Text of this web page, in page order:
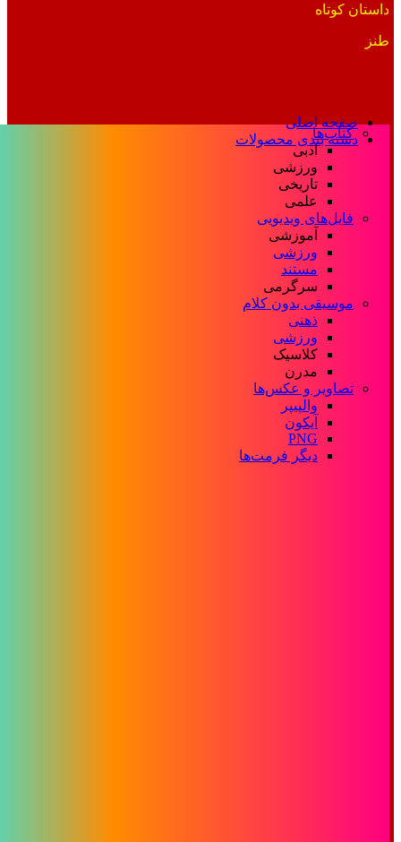
داستان کوتاه
طنز
صفحه اصلی
دسته بندی محصولات
کتاب‌ها
ادبی
ورزشی
تاریخی
علمی
فایل‌های ویدیویی
آموزشی
ورزشی
مستند
سرگرمی
موسیقی بدون کلام
ذهنی
ورزشی
کلاسیک
مدرن
تصاویر و عکس‌ها
والپیپر
آیکون
PNG
دیگر فرمت‌ها